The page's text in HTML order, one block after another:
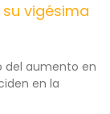
vigésima
del aumento en
en la